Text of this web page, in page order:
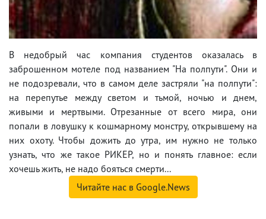
В недобрый час компания студентов оказалась в
заброшенном мотеле под названием "На полпути". Они и
не подозревали, что в самом деле застряли "на полпути":
на перепутье между светом и тьмой, ночью и днем,
живыми и мертвыми. Отрезанные от всего мира, они
попали в ловушку к кошмарному монстру, открывшему на
них охоту. Чтобы дожить до утра, им нужно не только
узнать, что же такое РИКЕР, но и понять главное: если
хочешь жить, не надо бояться смерти...
Читайте нас в Google.News